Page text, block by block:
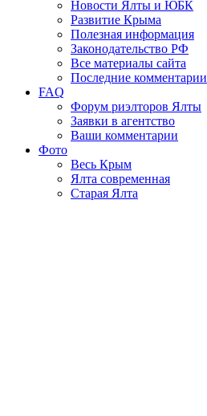
Новости Ялты и ЮБК
Развитие Крыма
Полезная информация
Законодательство РФ
Все материалы сайта
Последние комментарии
FAQ
Форум риэлторов Ялты
Заявки в агентство
Ваши комментарии
Фото
Весь Крым
Ялта современная
Старая Ялта